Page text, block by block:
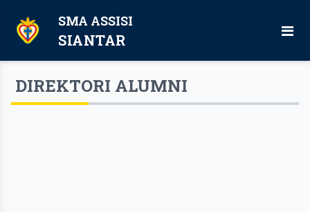
SMA ASSISI
SIANTAR
DIREKTORI ALUMNI